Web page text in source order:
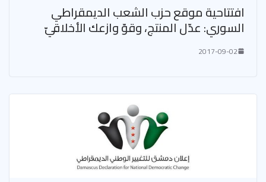
افتتاحية موقع حزب الشعب الديمقراطي
السوري: عدّل المنتج، وقوّ وازعك الأخلاقيّ
2017-09-02